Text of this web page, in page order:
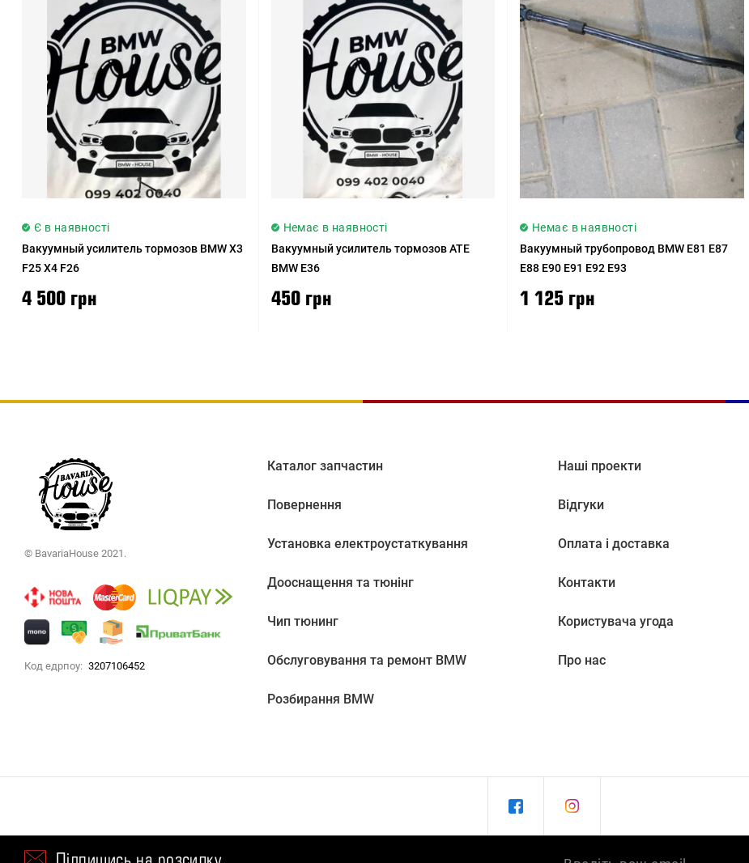
Є в наявності
Вакуумный усилитель тормозов BMW X3
F25 X4 F26
4 500 грн
Немає в наявності
Вакуумный усилитель тормозов ATE
BMW E36
450 грн
Немає в наявності
Вакуумный трубопровод BMW E81 E87
E88 E90 E91 E92 E93
1 125 грн
© BavariaHouse 2021.
Код едрпоу: 3207106452
Каталог запчастин
Повернення
Установка електроустаткування
Дооснащення та тюнінг
Чип тюнинг
Обслуговування та ремонт BMW
Розбирання BMW
Наші проекти
Відгуки
Оплата і доставка
Контакти
Користувача угода
Про нас